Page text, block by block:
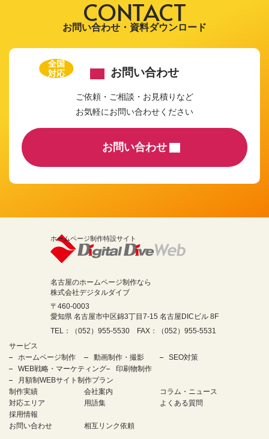
CONTACT
お問い合わせ・資料ダウンロード
全国
対応
お問い合わせ
ご依頼・ご相談・お見積りなど
お気軽にお問い合わせください
お問い合わせ
ホームページ制作特設サイト
名古屋のホームページ制作なら
株式会社デジタルダイブ
〒460-0003
愛知県 名古屋市中区錦3丁目7-15 名古屋DICビル 8F
TEL：（052）955-5530 FAX：（052）955-5531
サービス
ホームページ制作
動画制作・撮影
SEO対策
WEB戦略・マーケティング
印刷物制作
月額制WEBサイト制作プラン
制作実績
会社案内
コラム・ニュース
対応エリア
用語集
よくある質問
採用情報
お問い合わせ
相互リンク依頼